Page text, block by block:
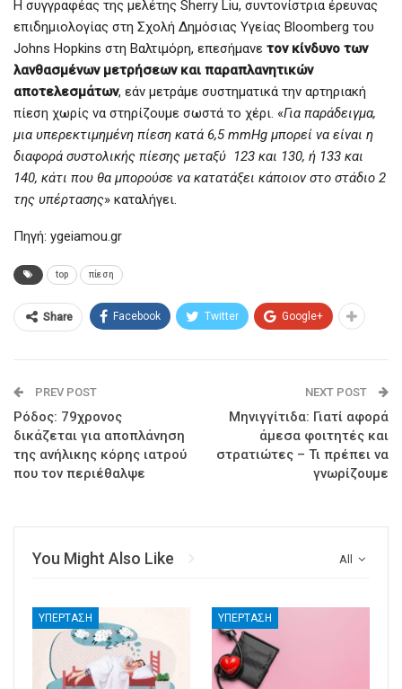
Η συγγραφέας της μελέτης Sherry Liu, συντονίστρια έρευνας
επιδημιολογίας στη Σχολή Δημόσιας Υγείας Bloomberg του
Johns Hopkins στη Βαλτιμόρη, επεσήμανε τον κίνδυνο των
λανθασμένων μετρήσεων και παραπλανητικών
αποτελεσμάτων, εάν μετράμε συστηματικά την αρτηριακή
πίεση χωρίς να στηρίζουμε σωστά το χέρι. «Για παράδειγμα,
μια υπερεκτιμημένη πίεση κατά 6,5 mmHg μπορεί να είναι η
διαφορά συστολικής πίεσης μεταξύ 123 και 130, ή 133 και
140, κάτι που θα μπορούσε να κατατάξει κάποιον στο στάδιο 2
της υπέρτασης» καταλήγει.
Πηγή: ygeiamou.gr
top πίεση
Share Facebook Twitter Google+
PREV POST
Ρόδος: 79χρονος
δικάζεται για αποπλάνηση
της ανήλικης κόρης ιατρού
που τον περιέθαλψε
NEXT POST
Μηνιγγίτιδα: Γιατί αφορά
άμεσα φοιτητές και
στρατιώτες – Τι πρέπει να
γνωρίζουμε
All
You Might Also Like
ΥΠΈΡΤΑΣΗ ΥΠΈΡΤΑΣΗ